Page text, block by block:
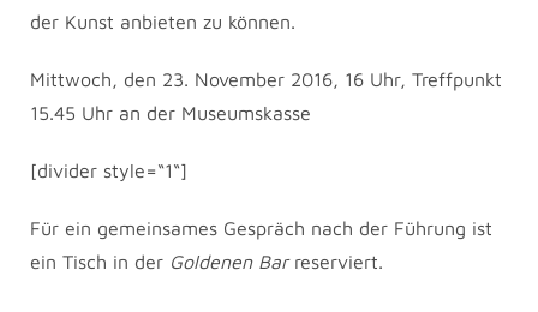
der Kunst anbieten zu können.
Mittwoch, den 23. November 2016, 16 Uhr, Treffpunkt
15.45 Uhr an der Museumskasse
[divider style=“1“]
Für ein gemeinsames Gespräch nach der Führung ist
ein Tisch in der Goldenen Barreserviert.